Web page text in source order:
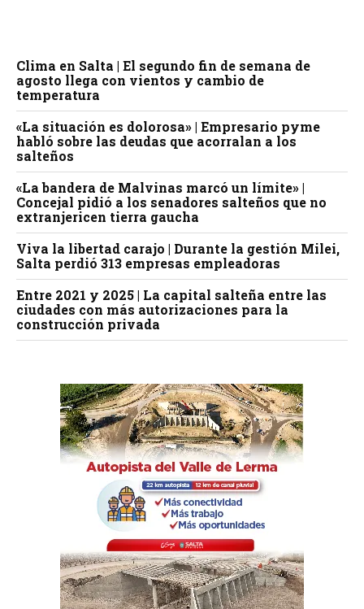
Clima en Salta | El segundo fin de semana de
agosto llega con vientos y cambio de
temperatura
«La situación es dolorosa» | Empresario pyme
habló sobre las deudas que acorralan a los
salteños
«La bandera de Malvinas marcó un límite» |
Concejal pidió a los senadores salteños que no
extranjericen tierra gaucha
Viva la libertad carajo | Durante la gestión Milei,
Salta perdió 313 empresas empleadoras
Entre 2021 y 2025 | La capital salteña entre las
ciudades con más autorizaciones para la
construcción privada